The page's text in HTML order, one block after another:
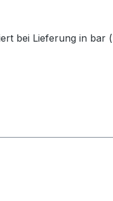
bei Lieferung in bar